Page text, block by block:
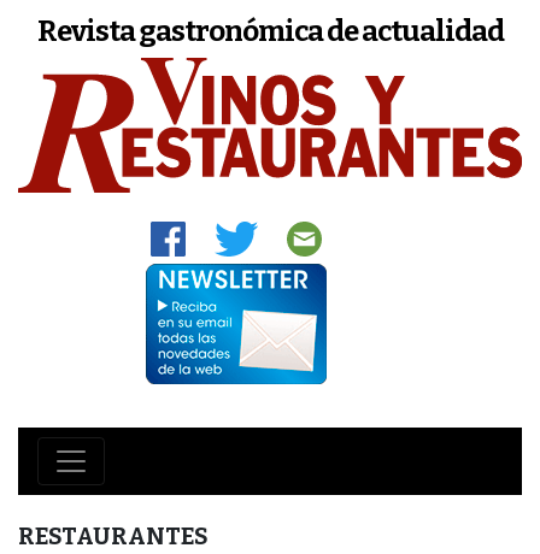
Revista gastronómica de actualidad
RESTAURANTES